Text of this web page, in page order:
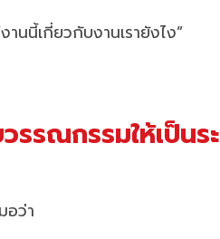
นนี้เกี่ยวกับงานเรายังไง”
รรณกรรมให้เป็น
ว่า